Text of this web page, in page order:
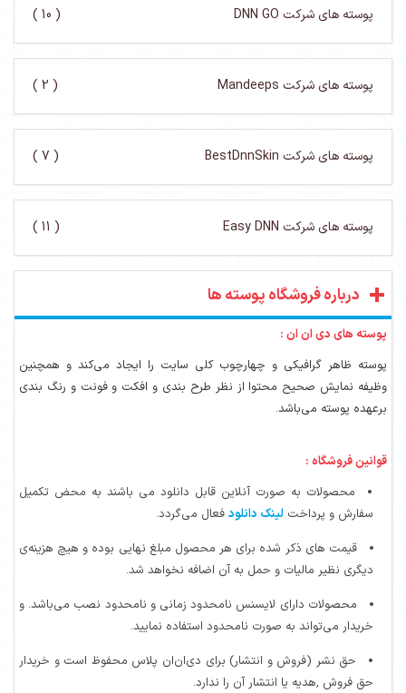
پوسته های شرکت DNN GO ( 10 )
پوسته های شرکت Mandeeps ( 2 )
پوسته های شرکت BestDnnSkin ( 7 )
پوسته های شرکت Easy DNN ( 11 )
درباره فروشگاه پوسته ها
پوسته های دی ان ان :
پوسته ظاهر گرافیکی و چهارچوب کلی سایت را ایجاد می‌کند و همچنین
وظیفه نمایش صحیح محتوا از نظر طرح بندی و افکت و فونت و رنگ بندی
برعهده پوسته می‌باشد.
قوانین فروشگاه :
محصولات به صورت آنلاین قابل دانلود می باشند به محض تکمیل
سفارش و پرداخت لینک دانلود فعال می‌گردد.
قیمت های ذکر شده برای هر محصول مبلغ نهایی بوده و هیچ هزینه‌ی
دیگری نظیر مالیات و حمل به آن اضافه نخواهد شد.
محصولات دارای لایسنس نامحدود زمانی و نامحدود نصب می‌باشد. و
خریدار می‌تواند به صورت نامحدود استفاده نمایید.
حق نشر (فروش و انتشار) برای دی‌ان‌ان پلاس محفوظ است و خریدار
حق فروش ,هدیه یا انتشار آن را ندارد.